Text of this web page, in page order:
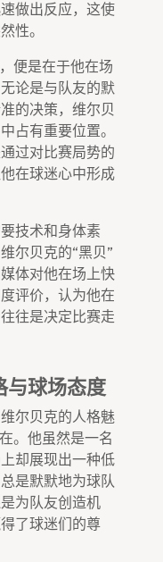
做出反应，这使
性。
便是在于他在场
论是与队友的默
的决策，维尔贝
占有重要位置。
过对比赛局势的
在球迷心中形成
技术和身体素
尔贝克的“黑贝”
体对他在场上快
评价，认为他在
往是决定比赛走
与球场态度
尔贝克的人格魅
。他虽然是一名
却展现出一种低
是默默地为球队
为队友创造机
了球迷们的尊